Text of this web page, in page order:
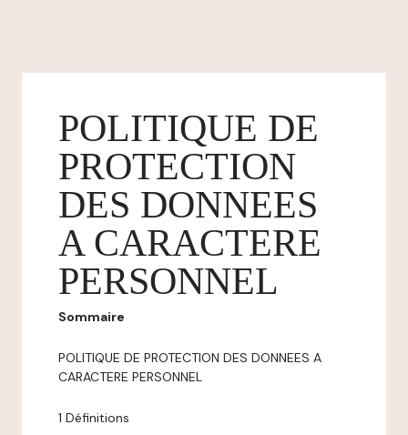
POLITIQUE DE
PROTECTION
DES DONNEES
A CARACTERE
PERSONNEL
Sommaire
POLITIQUE DE PROTECTION DES DONNEES A
CARACTERE PERSONNEL
1 Définitions